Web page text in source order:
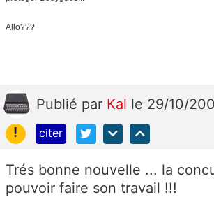
Allo???
Publié par Kal le 29/10/
!
citer
Trés bonne nouvelle ... la
pouvoir faire son travail !!!